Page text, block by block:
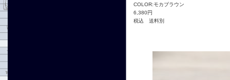
COLOR:モカブラウン
6,380円
税込 送料別